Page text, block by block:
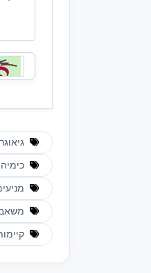
כימיה